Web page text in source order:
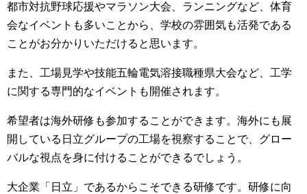
都市対抗野球応援やマラソン大会、ランニングなど、体育
会なイベントも多いことから、学校の雰囲気も活発である
ことがお分かりいただけると思います。
また、工場見学や技能五輪電気溶接職種県大会など、工学
に関する専門的なイベントも開催されます。
希望者は海外研修も参加することができます。海外にも展
開している日立グループの工場を視察することで、グロー
バルな視点を身に付けることができるでしょう。
大企業「日立」であるからこそできる研修です。研修に向